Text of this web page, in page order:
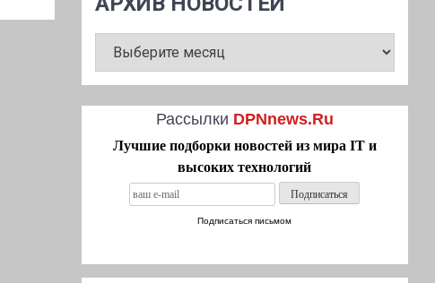
НОВОСТЕЙ
Рассылки DPNnews.Ru
Лучшие подборки новостей из мира IT и
высоких технологий
Подписаться письмом